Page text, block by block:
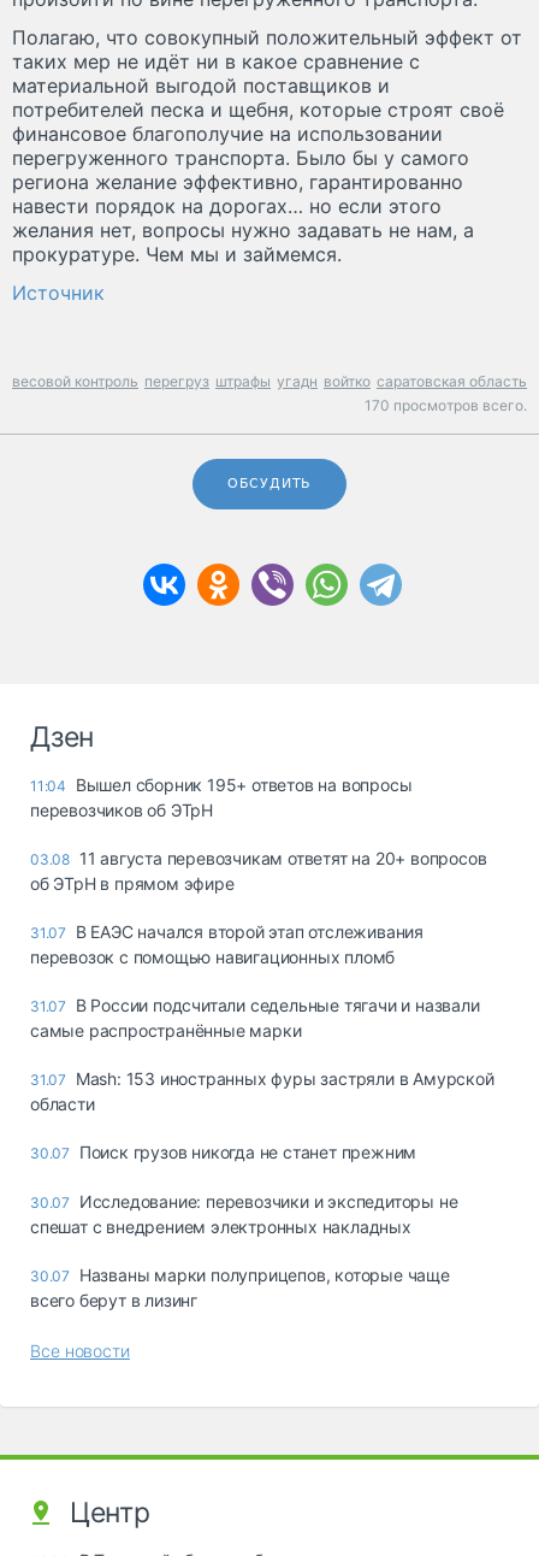
Полагаю, что совокупный положительный эффект от
таких мер не идёт ни в какое сравнение с
материальной выгодой поставщиков и
потребителей песка и щебня, которые строят своё
финансовое благополучие на использовании
перегруженного транспорта. Было бы у самого
региона желание эффективно, гарантированно
навести порядок на дорогах… но если этого
желания нет, вопросы нужно задавать не нам, а
прокуратуре. Чем мы и займемся.
Источник
весовой контроль перегруз штрафы угадн войтко саратовская область
170 просмотров всего.
ОБСУДИТЬ
Дзен
11:04
Вышел сборник 195+ ответов на вопросы
перевозчиков об ЭТрН
03.08 11 августа перевозчикам ответят на 20+ вопросов
об ЭТрН в прямом эфире
31.07
В ЕАЭС начался второй этап отслеживания
перевозок с помощью навигационных пломб
31.07
В России подсчитали седельные тягачи и назвали
самые распространённые марки
31.07
Mash: 153 иностранных фуры застряли в Амурской
области
30.07 Поиск грузов никогда не станет прежним
30.07
Исследование: перевозчики и экспедиторы не
спешат с внедрением электронных накладных
30.07
Названы марки полуприцепов, которые чаще
всего берут в лизинг
Все новости
Центр